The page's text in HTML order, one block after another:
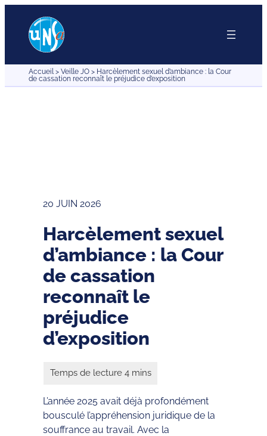
contenu
Accueil> Veille JO > Harcèlement sexuel d’ambiance : la Cour
de cassation reconnaît le préjudice d’exposition
20 JUIN 2026
Harcèlement sexuel
d’ambiance : la Cour
de cassation
reconnaît le
préjudice
d’exposition
L’année 2025 avait déjà profondément
bousculé l’appréhension juridique de la
souffrance au travail. Avec la